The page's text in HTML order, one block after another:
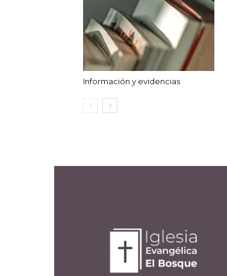
Información y evidencias